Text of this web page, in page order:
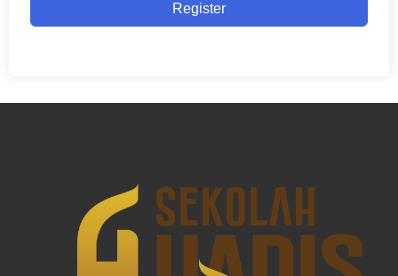
Register